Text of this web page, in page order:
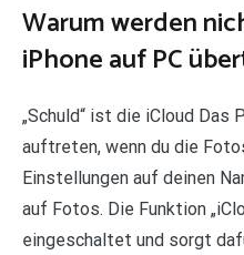
Warum werden
iPhone auf PC
„Schuld“ ist die iCloud Das
auftreten, wenn du die
Einstellungen auf deinen
auf Fotos. Die Funktion
eingeschaltet und sorgt